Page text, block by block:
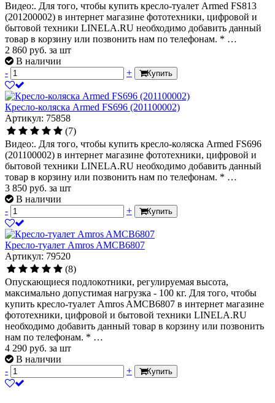
Видео:. Для того, чтобы купить кресло-туалет Armed FS813
(201200002) в интернет магазине фототехники, цифровой и
бытовой техники LINELA.RU необходимо добавить данный
товар в корзину или позвонить нам по телефонам. * …
2 860 руб. за шт
В наличии
-
+ Купить
Кресло-коляска Armed FS696 (201100002)
Артикул: 75858
(7)
Видео:. Для того, чтобы купить кресло-коляска Armed FS696
(201100002) в интернет магазине фототехники, цифровой и
бытовой техники LINELA.RU необходимо добавить данный
товар в корзину или позвонить нам по телефонам. * …
3 850 руб. за шт
В наличии
-
+ Купить
Кресло-туалет Amros AMCB6807
Артикул: 79520
(8)
Опускающиеся подлокотники, регулируемая высота,
максимально допустимая нагрузка - 100 кг. Для того, чтобы
купить кресло-туалет Amros AMCB6807 в интернет магазине
фототехники, цифровой и бытовой техники LINELA.RU
необходимо добавить данный товар в корзину или позвонить
нам по телефонам. * …
4 290 руб. за шт
В наличии
-
+ Купить